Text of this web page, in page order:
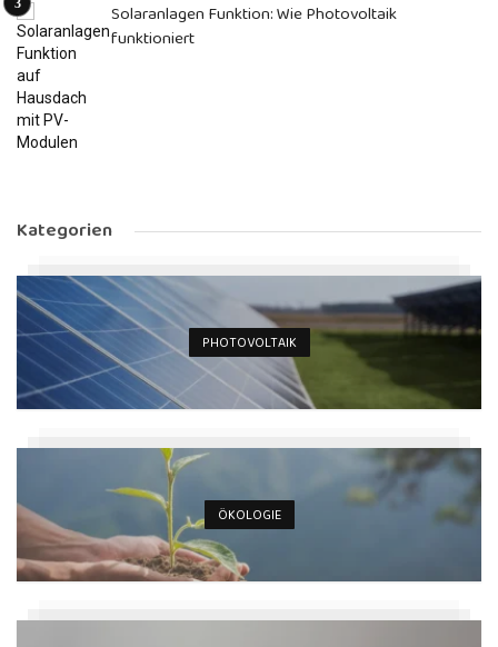
Solaranlagen Funktion: Wie Photovoltaik
funktioniert
Kategorien
PHOTOVOLTAIK
ÖKOLOGIE